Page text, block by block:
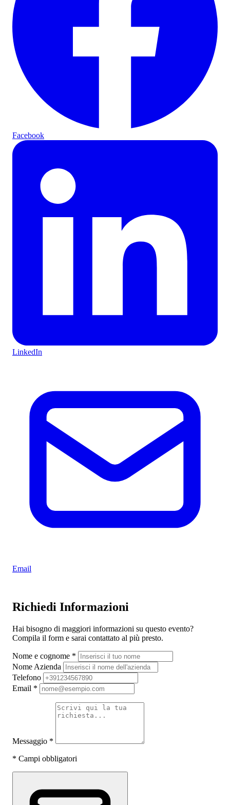
Facebook
LinkedIn
Email
Richiedi Informazioni
Hai bisogno di maggiori informazioni su questo evento?
Compila il form e sarai contattato al più presto.
Nome e cognome *
Nome Azienda
Telefono
Email *
Messaggio *
* Campi obbligatori